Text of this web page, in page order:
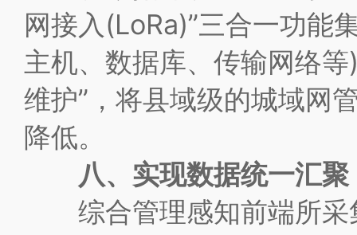
网接入(LoRa)”三合一功能
主机、数据库、传输网络
维护”，将县域级的城域网
降低。
八、实现数据统一汇聚
综合管理感知前端所采